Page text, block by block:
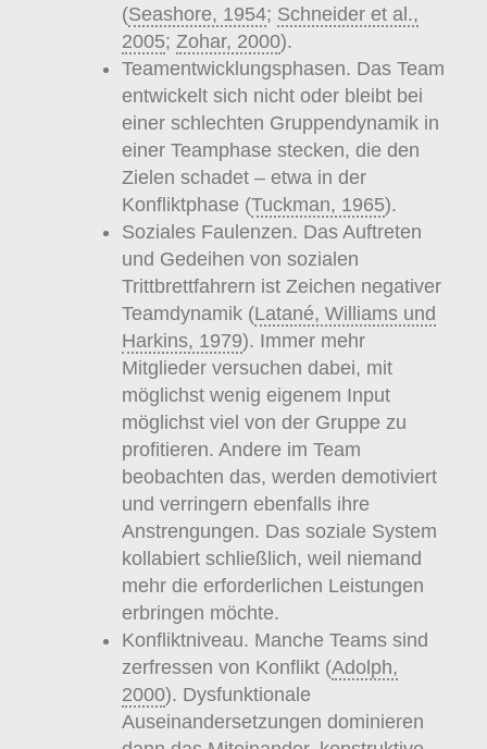
(Seashore, 1954; Schneider et al.,
2005; Zohar, 2000).
Teamentwicklungsphasen. Das Team
entwickelt sich nicht oder bleibt bei
einer schlechten Gruppendynamik in
einer Teamphase stecken, die den
Zielen schadet – etwa in der
Konfliktphase (Tuckman, 1965).
Soziales Faulenzen. Das Auftreten
und Gedeihen von sozialen
Trittbrettfahrern ist Zeichen negativer
Teamdynamik (Latané, Williams und
Harkins, 1979). Immer mehr
Mitglieder versuchen dabei, mit
möglichst wenig eigenem Input
möglichst viel von der Gruppe zu
profitieren. Andere im Team
beobachten das, werden demotiviert
und verringern ebenfalls ihre
Anstrengungen. Das soziale System
kollabiert schließlich, weil niemand
mehr die erforderlichen Leistungen
erbringen möchte.
Konfliktniveau. Manche Teams sind
zerfressen von Konflikt (Adolph,
2000). Dysfunktionale
Auseinandersetzungen dominieren